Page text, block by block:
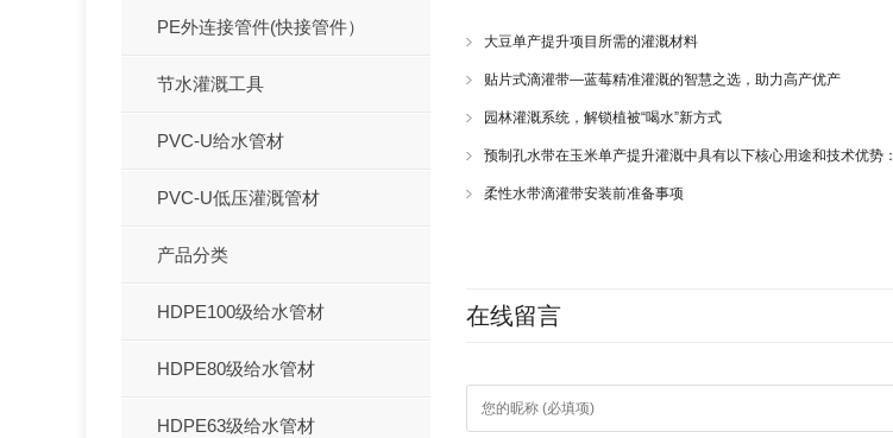
大豆单产提升项目所需的灌溉材料
贴片式滴灌带—蓝莓精准灌溉的智慧之选，助力高产优产
园林灌溉系统，解锁植被“喝水”新方式
预制孔水带在玉米单产提升灌溉中具有以下核心用途和技术优势：
柔性水带滴灌带安装前准备事项
在线留言
PE外连接管件(快接管件）
节水灌溉工具
PVC-U给水管材
PVC-U低压灌溉管材
产品分类
HDPE100级给水管材
HDPE80级给水管材
HDPE63级给水管材